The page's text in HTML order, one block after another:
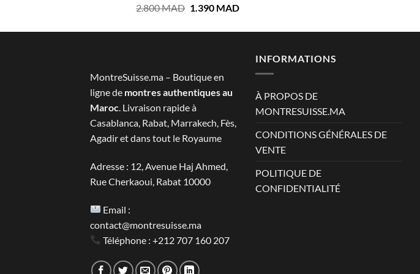
3.100 MAD.1.600 MAD.
2.800MAD Le
initial
1.390 MADLe
actuel
1.390 MAD.
MontreSuisse.ma – Boutique en
ligne de montres authentiques au
Maroc. Livraison rapide à
Casablanca, Rabat, Marrakech, Fès,
Agadir et dans tout le Royaume
Adresse : 12, Avenue Haj Ahmed,
Rue Cherkaoui, Rabat 10000
Email :
contact@montresuisse.ma
Téléphone :+212 707 160 207
INFORMATIONS
À PROPOS DE
MONTRESUISSE.MA
CONDITIONS GÉNÉRALES DE
VENTE
POLITIQUE DE
CONFIDENTIALITÉ